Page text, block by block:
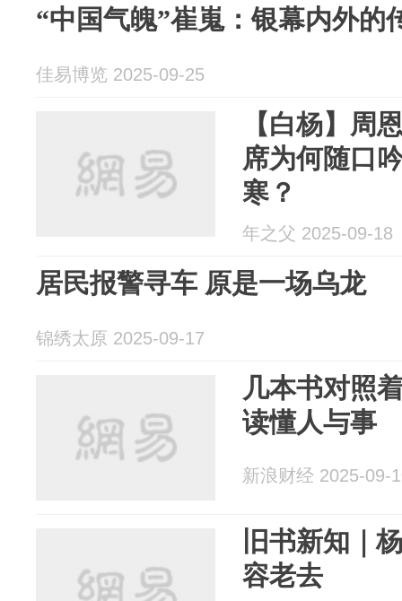
“中国气魄”崔嵬：银幕内外的
佳易博览 2025-09-25
【白杨】周
席为何随口
寒？
年之父 2025-09-18
居民报警寻车 原是一场乌龙
锦绣太原 2025-09-17
几本书对照
读懂人与事
新浪财经 2025-09-
旧书新知｜
容老去